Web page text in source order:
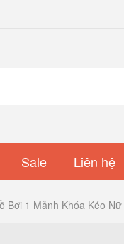
Sale Liên hệ
Bơi 1 Mảnh Khóa Kéo Nữ